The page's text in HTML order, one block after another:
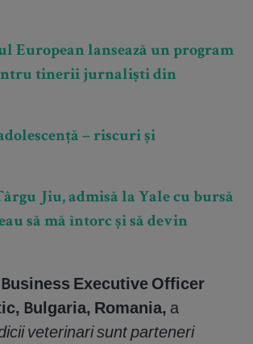
European lansează un program
tinerii jurnaliști din
– riscuri și
Jiu, admisă la Yale cu bursă
să mă întorc și să devin
Executive Officer
Bulgaria, Romania, a
veterinari sunt parteneri